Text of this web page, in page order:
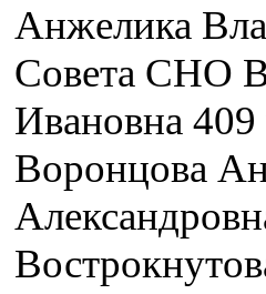
Анжелика
Совета СНО
Ивановна
Воронцова